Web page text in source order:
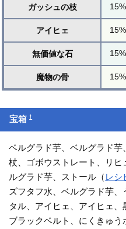
ガッシュの枝 15%
アイヒェ 15%
無価値な石 15%
魔物の骨 15%
宝箱†
ベルグラド芋、ベルグラド
杖、ゴボウストレート、リ
ルグラド芋、ストール（ レシ
ズフタフ水、ベルグラド芋
タル、アイヒェ、アイヒェ、
ブラックベルト、にくきゅ